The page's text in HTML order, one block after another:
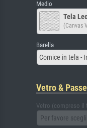
Medio
Tela
(Canvas
Barella
Cornice in tela -
Vetro &
Vetro (compreso il
Per favore scegli